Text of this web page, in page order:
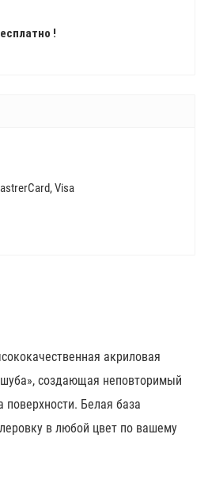
!
Visa
акриловая
создающая неповторимый
Белая база
в любой цвет по вашему